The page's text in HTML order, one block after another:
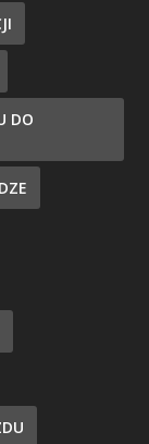
DO